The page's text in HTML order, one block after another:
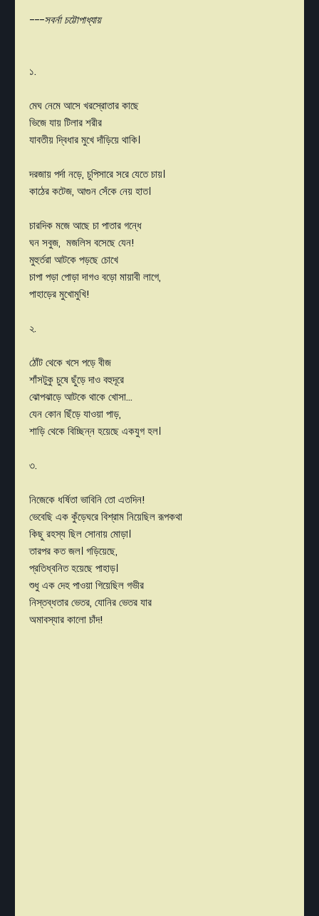
---সবর্না চট্টোপাধ্যায়
১.
মেঘ নেমে আসে খরস্রোতার কাছে
ভিজে যায় টিলার শরীর
যাবতীয় দ্বিধার মুখে দাঁড়িয়ে থাকি।
দরজায় পর্দা নড়ে, চুপিসারে সরে যেতে চায়।
কাঠের কটেজ, আগুন সেঁকে নেয় হাত।
চারদিক মজে আছে চা পাতার গন্ধে
ঘন সবুজ, মজলিস বসেছে যেন!
মুহুর্তরা আটকে পড়ছে চোখে
চাপা পড়া পোড়া দাগও বড়ো মায়াবী লাগে,
পাহাড়ের মুখোমুখি!
২.
ঠোঁট থেকে খসে পড়ে বীজ
শাঁসটুকু চুষে ছুঁড়ে দাও বহুদূরে
ঝোপঝাড়ে আটকে থাকে খোসা…
যেন কোন ছিঁড়ে যাওয়া পাড়,
শাড়ি থেকে বিচ্ছিন্ন হয়েছে একযুগ হল।
৩.
নিজেকে ধর্ষিতা ভাবিনি তো এতদিন!
ভেবেছি এক কুঁড়েঘরে বিশ্রাম নিয়েছিল রূপকথা
কিছু রহস্য ছিল সোনায় মোড়া।
তারপর কত জল। গড়িয়েছে,
প্রতিধ্বনিত হয়েছে পাহাড়।
শুধু এক দেহ পাওয়া গিয়েছিল গভীর
নিস্তব্ধতার ভেতর, যোনির ভেতর যার
অমাবস্যার কালো চাঁদ!